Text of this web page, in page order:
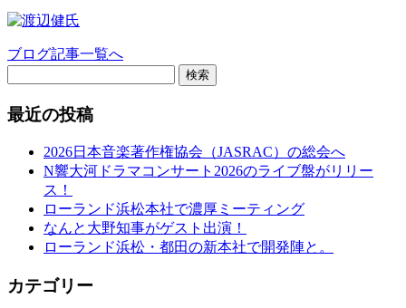
ブログ記事一覧へ
検索
最近の投稿
2026日本音楽著作権協会（JASRAC）の総会へ
N響大河ドラマコンサート2026のライブ盤がリリー
ス！
ローランド浜松本社で濃厚ミーティング
なんと大野知事がゲスト出演！
ローランド浜松・都田の新本社で開発陣と。
カテゴリー